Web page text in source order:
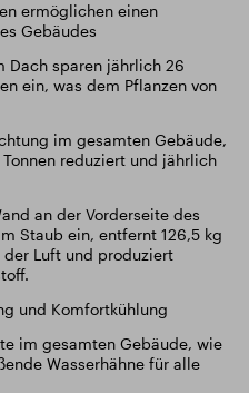
ermöglichen einen
Gebäudes
Dach sparen jährlich 26
ein, was dem Pflanzen von
im gesamten Gebäude,
reduziert und jährlich
an der Vorderseite des
Staub ein, entfernt 126,5 kg
der Luft und produziert
und Komfortkühlung
im gesamten Gebäude, wie
Wasserhähne für alle